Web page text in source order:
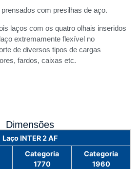
com presilhas de aço.
laços com os quatro olhais inseridos
extremamente flexível no
de diversos tipos de cargas
fardos, caixas etc.
Dimensões
Laço INTER 2 AF
Categoria
1770
Categoria
1960